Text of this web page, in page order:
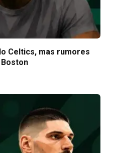
Celtics, mas rumores